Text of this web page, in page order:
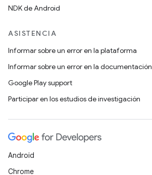
NDK de Android
ASISTENCIA
Informar sobre un error en la plataforma
Informar sobre un error en la documentación
Google Play support
Participar en los estudios de investigación
Android
Chrome